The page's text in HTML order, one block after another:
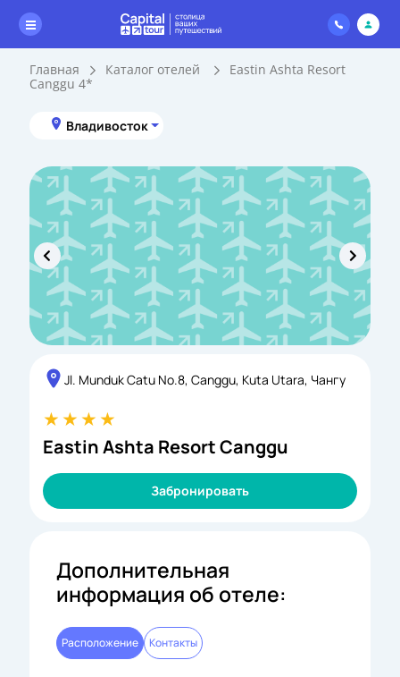
Главная Каталог отелей
Eastin Ashta Resort
Canggu 4*
Владивосток
Jl. Munduk Catu No.8, Canggu, Kuta Utara, Чангу
Eastin Ashta Resort Canggu
Забронировать
Дополнительная
информация об отеле:
Расположение Контакты